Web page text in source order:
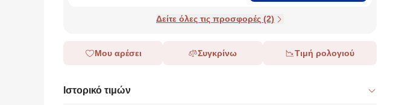
Δείτε όλες τις προσφορές (2)
Μου αρέσει Συγκρίνω Τιμή ρολογιού
Ιστορικό τιμών